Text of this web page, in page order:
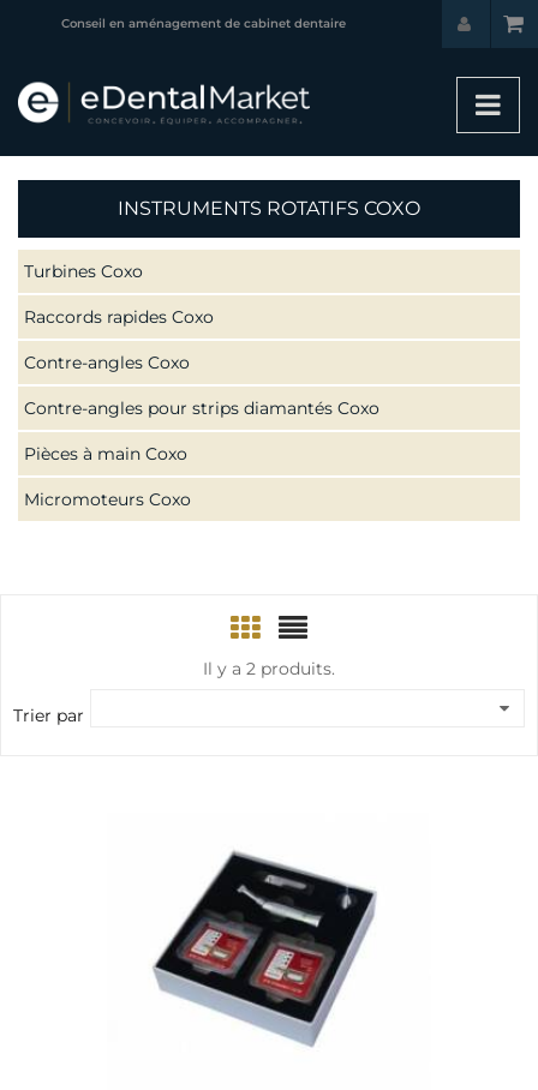
Conseil en aménagement de cabinet dentaire
INSTRUMENTS ROTATIFS COXO
Turbines Coxo
Raccords rapides Coxo
Contre-angles Coxo
Contre-angles pour strips diamantés Coxo
Pièces à main Coxo
Micromoteurs Coxo
Il y a 2 produits.
Trier par